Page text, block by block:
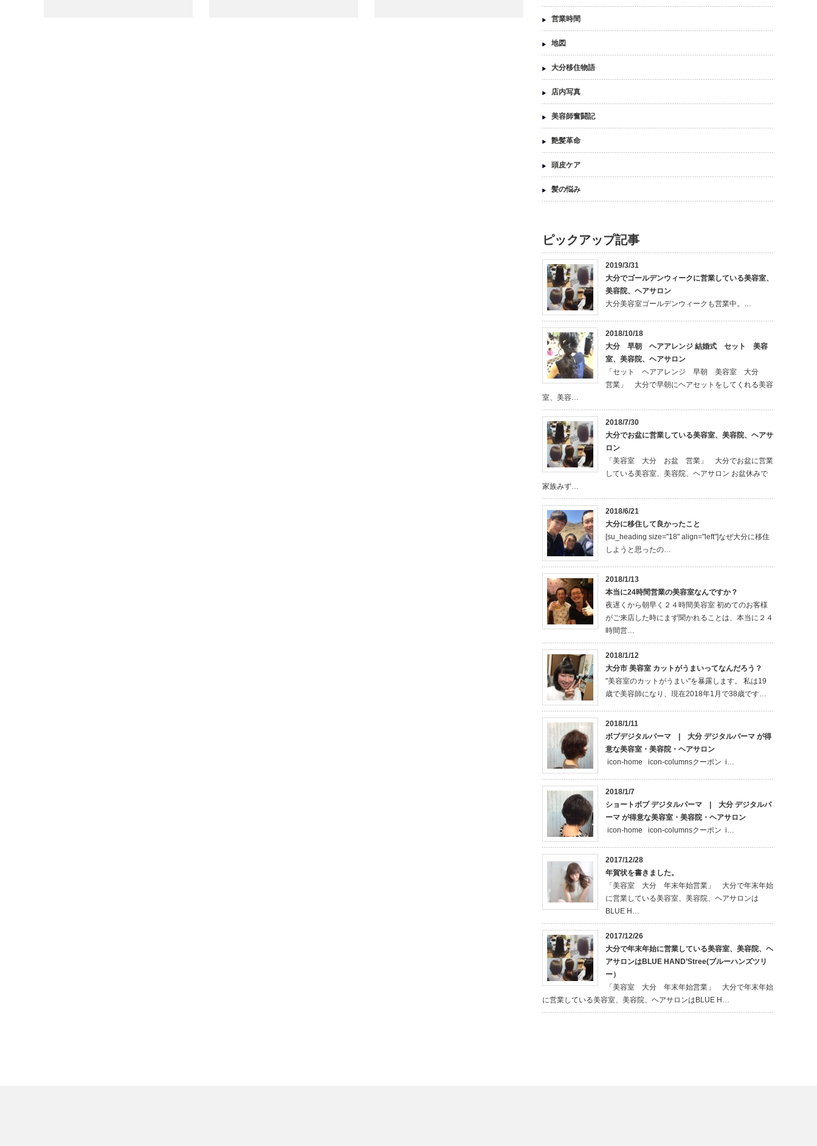
営業時間
地図
大分移住物語
店内写真
美容師奮闘記
艶髪革命
頭皮ケア
髪の悩み
ピックアップ記事
2019/3/31
大分でゴールデンウィークに営業している美容室、
美容院、ヘアサロン
大分美容室ゴールデンウィークも営業中。…
2018/10/18
大分 早朝 ヘアアレンジ 結婚式 セット 美容
室、美容院、ヘアサロン
「セット ヘアアレンジ 早朝 美容室 大分
営業」 大分で早朝にヘアセットをしてくれる美容
室、美容…
2018/7/30
大分でお盆に営業している美容室、美容院、ヘアサ
ロン
「美容室 大分 お盆 営業」 大分でお盆に営業
している美容室、美容院、ヘアサロン お盆休みで
家族みず…
2018/6/21
大分に移住して良かったこと
[su_heading size="18" align="left"]なぜ大分に移住
しようと思ったの…
2018/1/13
本当に24時間営業の美容室なんですか？
夜遅くから朝早く２４時間美容室 初めてのお客様
がご来店した時にまず聞かれることは、本当に２４
時間営…
2018/1/12
大分市 美容室 カットがうまいってなんだろう？
"美容室のカットがうまい"を暴露します。 私は19
歳で美容師になり、現在2018年1月で38歳です…
2018/1/11
ボブデジタルパーマ | 大分 デジタルパーマ が得
意な美容室・美容院・ヘアサロン
icon-home icon-columnsクーポン i…
2018/1/7
ショートボブ デジタルパーマ | 大分 デジタルパ
ーマ が得意な美容室・美容院・ヘアサロン
icon-home icon-columnsクーポン i…
2017/12/28
年賀状を書きました。
「美容室 大分 年末年始営業」 大分で年末年始
に営業している美容室、美容院、ヘアサロンは
BLUE H…
2017/12/26
大分で年末年始に営業している美容室、美容院、ヘ
アサロンはBLUE HAND’Stree(ブルーハンズツリ
ー）
「美容室 大分 年末年始営業」 大分で年末年始
に営業している美容室、美容院、ヘアサロンはBLUE H…